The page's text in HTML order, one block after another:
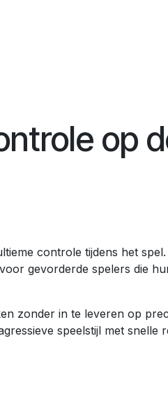
op
controle tijdens het
gevorderde spelers die
zonder in te leveren op
speelstijl met snelle